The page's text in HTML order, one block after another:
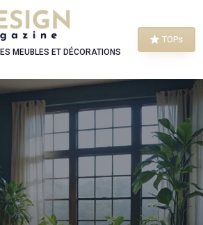
MEUBLES ET DÉCORATIONS
TOPs
cookies